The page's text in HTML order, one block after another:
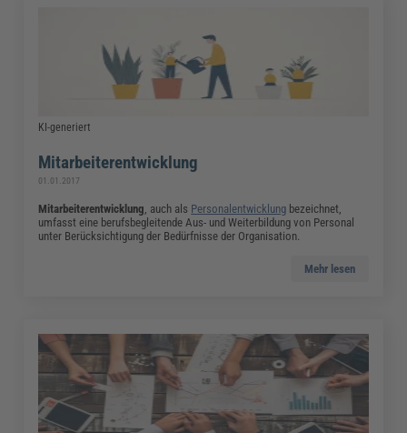
KI-generiert
Mitarbeiterentwicklung
01.01.2017
Mitarbeiterentwicklung, auch als Personalentwicklung bezeichnet,
umfasst eine berufsbegleitende Aus- und Weiterbildung von Personal
unter Berücksichtigung der Bedürfnisse der Organisation.
Mehr lesen